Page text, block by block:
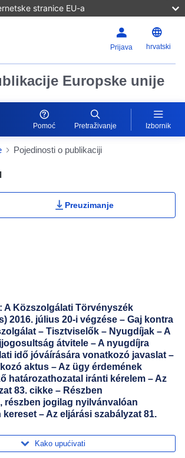
stranice EU-a
Prijava hrvatski
Europske unije
Pomoć Pretraživanje Izbornik
Pojedinosti o publikaciji
Actions Portlet
Preuzimanje
A Közszolgálati Törvényszék
2016. július 20-i végzése – Gaj kontra
– Tisztviselők – Nyugdíjak – A
átvitele – A nyugdíjra
idő jóváírására vonatkozó javaslat –
aktus – Az ügy érdemének
határozathozatal iránti kérelem – Az
83. cikke – Részben
részben jogilag nyilvánvalóan
– Az eljárási szabályzat 81.
Kako upućivati